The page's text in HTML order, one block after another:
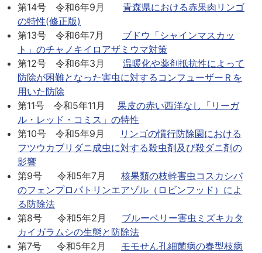
第14号 令和6年9月 青森県における赤果肉リンゴ
の特性(修正版)
第13号 令和6年7月 ブドウ「シャインマスカッ
ト」のチャノキイロアザミウマ対策
第12号 令和6年3月 温暖化や薬剤抵抗性によって
防除が困難となった害虫に対するコンフューザーＲを
用いた防除
第11号 令和5年11月 果皮の赤い西洋なし「リーガ
ル・レッド・コミス」の特性
第10号 令和5年9月
リンゴの慣行防除園における
フツウカブリダニ成虫に対する殺虫剤及び殺ダニ剤の
影響
第9号 令和5年7月 核果類の枝幹害虫コスカシバ
のフェンプロパトリンエアゾル（ロビンフッド）によ
る防除法
第8号 令和5年2月 ブルーベリー害虫ミズキカタ
カイガラムシの生態と防除法
第7号 令和5年2月 モモせん孔細菌病の春型枝病